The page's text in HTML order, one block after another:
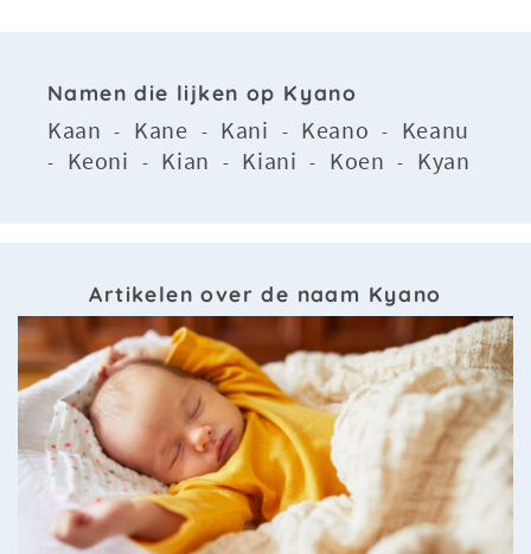
Namen die lijken op Kyano
Kaan - Kane - Kani - Keano - Keanu
- Keoni - Kian - Kiani - Koen - Kyan
Artikelen over de naam Kyano